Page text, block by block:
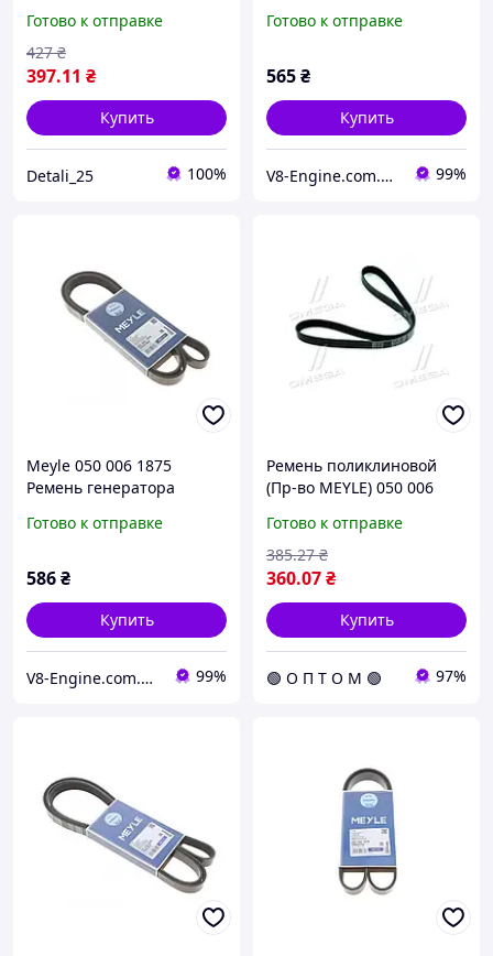
Крос код WG2186193
Готово к отправке
397.11 ₴
427 ₴
Купить
Detali_25 100%
Opel Astra J, Vectra A,
Готово к отправке
565₴
Купить
V8-Engine.com.ua Авто-расходники 99%
Meyle 050 006 1875
Ремень генератора
Ibiza III, Ibiza IV SC, Ibiza
Готово к отправке
586₴
Купить
V8-Engine.com.ua Авто-расходники 99%
Ремень поликлиновой
(Пр-во MEYLE) 050 006
Готово к отправке
360.07₴
385.27 ₴
Купить
🟢 О П Т О М 🟢 97%